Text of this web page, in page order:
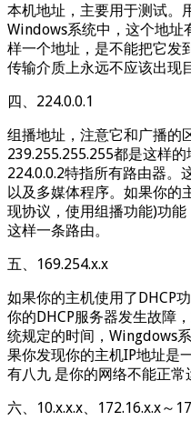
本机地址，主要用于测试。
Windows系统中，这个地址
样一个地址，是不能把它发
传输介质上永远不应该出现
四、224.0.0.1
组播地址，注意它和广播的
239.255.255.255都是这样的
224.0.0.2特指所有路由器。
以及多媒体程序。如果你的
现协议，使用组播功能)功
这样一条路由。
五、169.254.x.x
如果你的主机使用了DHCP
你的DHCP服务器发生故障
统规定的时间，Wingdows
果你发现你的主机IP地址是
有八九 是你的网络不能正常
六、10.x.x.x、172.16.x.x～